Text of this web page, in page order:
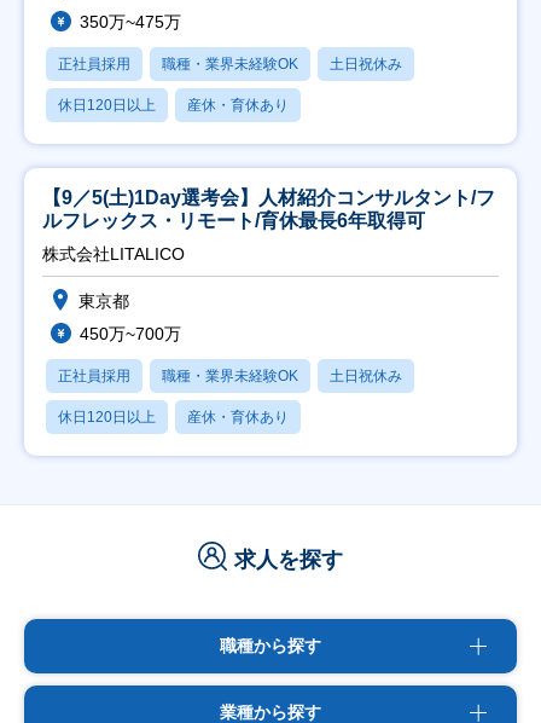
350万~475万
正社員採用 職種・業界未経験OK 土日祝休み
休日120日以上 産休・育休あり
【9／5(土)1Day選考会】人材紹介コンサルタント/フ
ルフレックス・リモート/育休最長6年取得可
株式会社LITALICO
東京都
450万~700万
正社員採用 職種・業界未経験OK 土日祝休み
休日120日以上 産休・育休あり
求人を探す
職種から探す
業種から探す